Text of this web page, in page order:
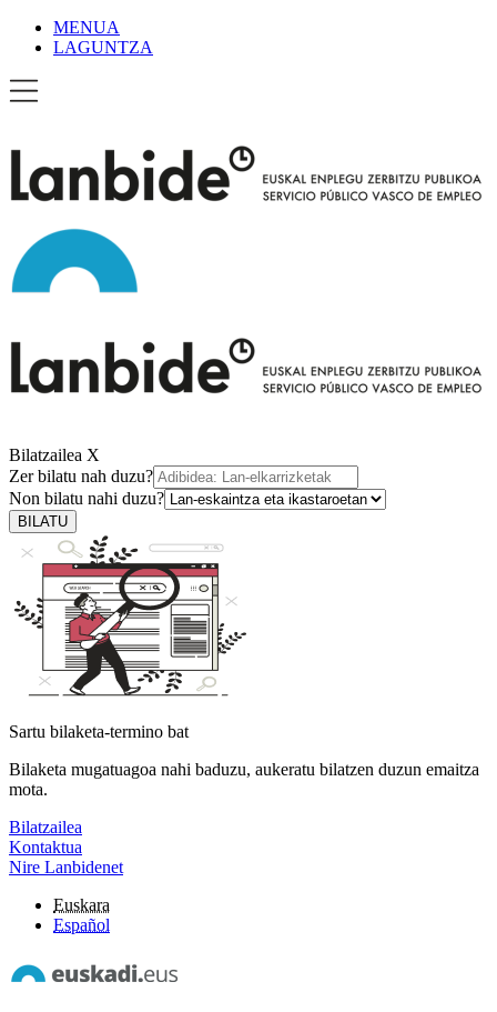
MENUA
LAGUNTZA
Bilatzailea X
Zer bilatu nah duzu?
Non bilatu nahi duzu?
BILATU
Sartu bilaketa-termino bat
Bilaketa mugatuagoa nahi baduzu, aukeratu bilatzen duzun emaitza
mota.
Bilatzailea
Kontaktua
Nire Lanbidenet
Euskara
Español